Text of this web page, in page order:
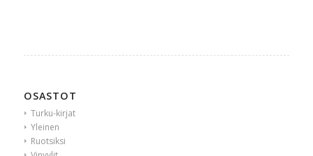
OSASTOT
Turku-kirjat
Yleinen
Ruotsiksi